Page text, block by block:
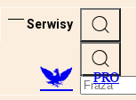
Serwisy
PRO